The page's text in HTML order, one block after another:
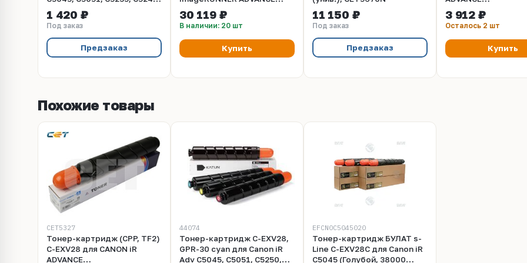
C5250, C5255 Katun
1 420 ₽
Под заказ
Предзаказ
C5250, C5250i, C5255, C5255i
30 119 ₽
В наличии: 20 шт
Купить
11 150 ₽
Под заказ
Предзаказ
C5045/C5051/
(CET) Cyan, 667г,
стр., CET5327
3 912 ₽
Осталось 2 шт
Купить
Похожие товары
CET5327
Тонер-картридж (CPP, TF2)
C-EXV28 для CANON iR
ADVANCE
44074
Тонер-картридж C-EXV28,
GPR-30 cyan для Canon iR
Adv C5045, C5051, C5250,
EFCN0C5045020
Тонер-картридж БУЛАТ s-
Line C-EXV28C для Canon iR
С5045 (Голубой, 38000